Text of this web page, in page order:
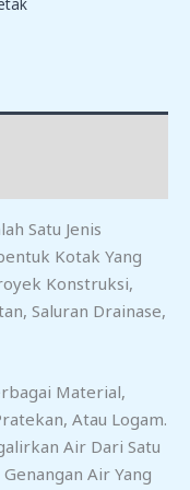
Satu Jenis
Kotak Yang
Konstruksi,
Saluran Drainase,
Material,
Atau Logam.
Air Dari Satu
Air Yang